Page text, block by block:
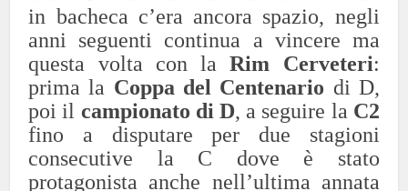
in bacheca c’era ancora spazio, negli
anni seguenti continua a vincere ma
questa volta con laRim Cerveteri:
prima la Coppa del Centenario di D,
poi il campionato di D, a seguire la C2
fino a disputare per due stagioni
consecutive la C dove è stato
protagonista anche nell’ultima annata